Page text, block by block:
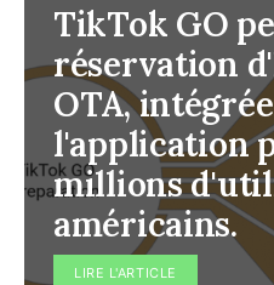
TikTok GO
réservation
OTA,
l'application
millions
américains.
LIRE L'ARTICLE